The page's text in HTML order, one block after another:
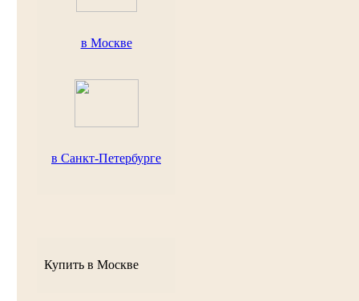
в Москве
в Санкт-Петербурге
Купить в Москве